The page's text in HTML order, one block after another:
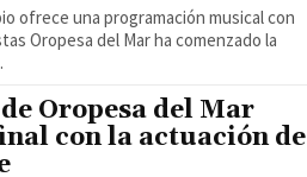
ofrece una programación musical con
la
Oropesa del Mar
con la actuación de